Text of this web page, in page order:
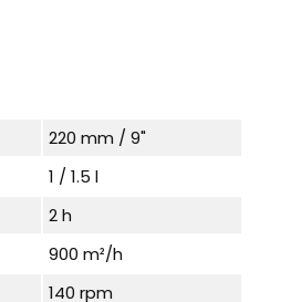
220 mm / 9"
1 / 1.5 l
2 h
900 m²/h
140 rpm